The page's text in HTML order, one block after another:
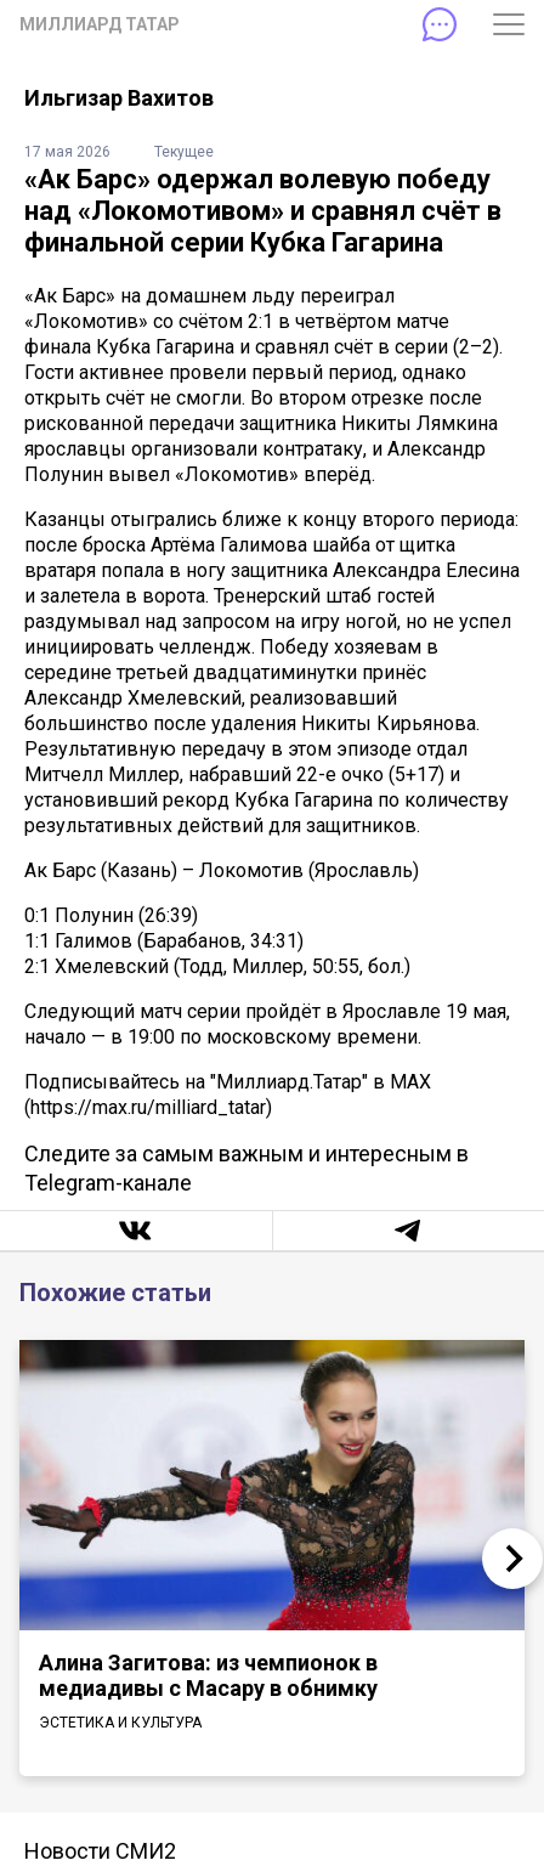
МИЛЛИАРД ТАТАР
Ильгизар Вахитов
17 мая 2026 Текущее
«Ак Барс» одержал волевую победу
над «Локомотивом» и сравнял счёт в
финальной серии Кубка Гагарина
«Ак Барс» на домашнем льду переиграл
«Локомотив» со счётом 2:1 в четвёртом матче
финала Кубка Гагарина и сравнял счёт в серии (2–2).
Гости активнее провели первый период, однако
открыть счёт не смогли. Во втором отрезке после
рискованной передачи защитника Никиты Лямкина
ярославцы организовали контратаку, и Александр
Полунин вывел «Локомотив» вперёд.
Казанцы отыгрались ближе к концу второго периода:
после броска Артёма Галимова шайба от щитка
вратаря попала в ногу защитника Александра Елесина
и залетела в ворота. Тренерский штаб гостей
раздумывал над запросом на игру ногой, но не успел
инициировать челлендж. Победу хозяевам в
середине третьей двадцатиминутки принёс
Александр Хмелевский, реализовавший
большинство после удаления Никиты Кирьянова.
Результативную передачу в этом эпизоде отдал
Митчелл Миллер, набравший 22-е очко (5+17) и
установивший рекорд Кубка Гагарина по количеству
результативных действий для защитников.
Ак Барс (Казань) – Локомотив (Ярославль)
0:1 Полунин (26:39)
1:1 Галимов (Барабанов, 34:31)
2:1 Хмелевский (Тодд, Миллер, 50:55, бол.)
Следующий матч серии пройдёт в Ярославле 19 мая,
начало — в 19:00 по московскому времени.
Подписывайтесь на "Миллиард.Татар" в МАХ
(https://max.ru/milliard_tatar)
Следите за самым важным и интересным в
Telegram-канале
Похожие статьи
Алина Загитова: из чемпионок в
медиадивы с Масару в обнимку
ЭСТЕТИКА И КУЛЬТУРА
Новости СМИ2